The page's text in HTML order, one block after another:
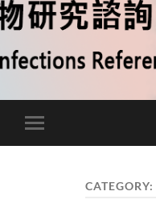
Toggle
mobile
CATEGORY: